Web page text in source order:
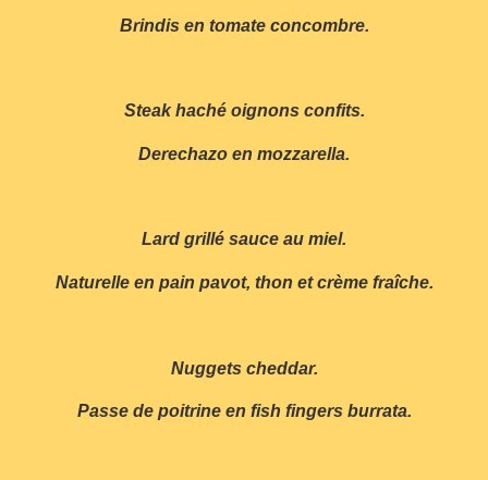
Brindis en tomate concombre.
Steak haché oignons confits.
Derechazo en mozzarella.
Lard grillé sauce au miel.
Naturelle en pain pavot, thon et crème fraîche.
Nuggets cheddar.
Passe de poitrine en fish fingers burrata.